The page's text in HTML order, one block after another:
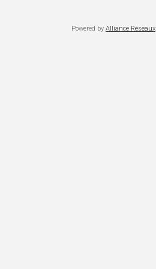
Powered by Alliance Réseaux